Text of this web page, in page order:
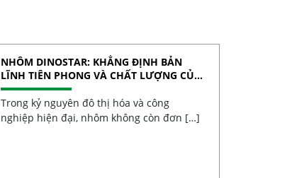
NHÔM DINOSTAR: KHẲNG ĐỊNH BẢN
LĨNH TIÊN PHONG VÀ CHẤT LƯỢNG CỦA
NHÔM VIỆT
Trong kỷ nguyên đô thị hóa và công
nghiệp hiện đại, nhôm không còn đơn […]